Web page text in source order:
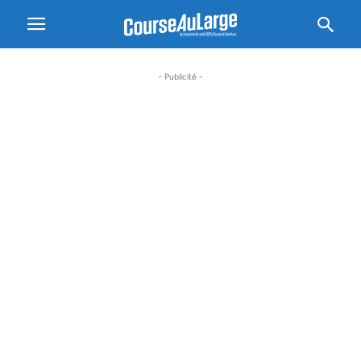
- Publicité -